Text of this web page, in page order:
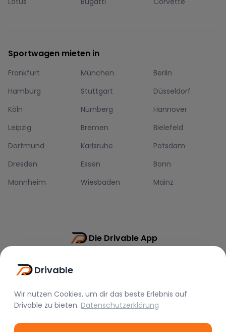
Sportwagen mieten in
Frankfurt München
Berlin
Hamburg
Stuttgart
Düsseldorf
Köln
Nürnberg
Hannover
Leipzig
Bremen
Bielefeld
Dortmund
Karlsruhe
Potsdam
Dresden
Essen
Bonn
Mannheim
Wiesbaden Mainz
Die Drivable App
Drivable
Wir nutzen Cookies, um dir das beste Erlebnis auf
Drivable zu bieten. Datenschutzerklärung